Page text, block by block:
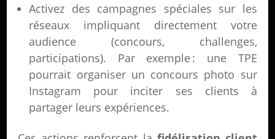
Activez des campagnes spéciales sur les
réseaux impliquant directement votre
audience (concours, challenges,
participations). Par exemple : une TPE
pourrait organiser un concours photo sur
Instagram pour inciter ses clients à
partager leurs expériences.